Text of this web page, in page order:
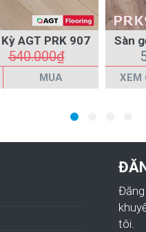
AGT PRK 907
540.000₫
MUA
Sàn
XEM
tôi.